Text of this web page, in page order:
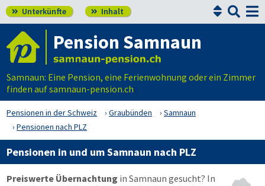
 Unterkünfte  Inhalt 

Pension Samnaun
Samnaun: Eine Pension, eine Ferienwohnung oder ein Zimmer
finden auf samnaun-pension.ch
Pensionen in der Schweiz Graubünden
Samnaun
Pensionen nach PLZ
Pensionen in und um Samnaun nach PLZ
Preiswerte Übernachtung in Samnaun gesucht? In